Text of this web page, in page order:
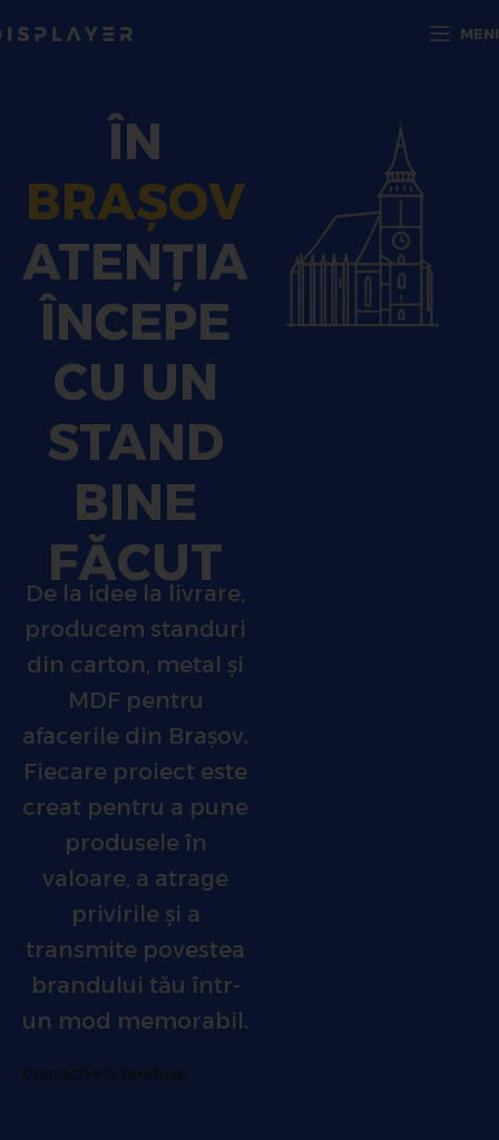
ÎN
BRAȘOV
ATENȚIA
ÎNCEPE
CU UN
STAND
BINE
FĂCUT
De la idee la livrare,
producem standuri
din carton, metal și
MDF pentru
afacerile din Brașov.
Fiecare proiect este
creat pentru a pune
produsele în
valoare, a atrage
privirile și a
transmite povestea
brandului tău într-
un mod memorabil.
ContactVezi produse